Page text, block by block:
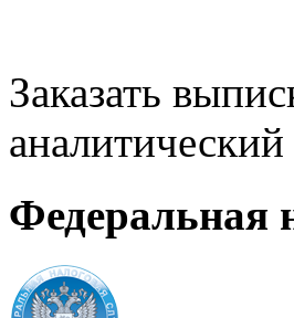
Заказать
Федеральная